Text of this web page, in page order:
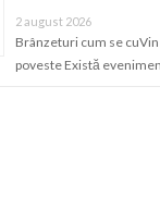
2 august 2026
Brânzeturi cum se
poveste Există